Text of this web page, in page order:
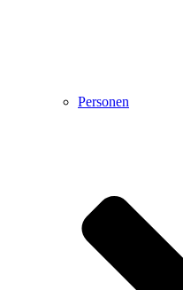
Personen